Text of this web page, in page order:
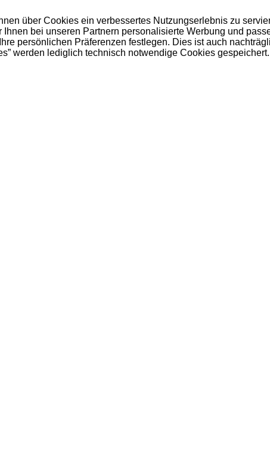
über Cookies ein verbessertes Nutzungserlebnis zu
bei unseren Partnern personalisierte Werbung und
persönlichen Präferenzen festlegen. Dies ist auch
werden lediglich technisch notwendige Cookies gespeichert.